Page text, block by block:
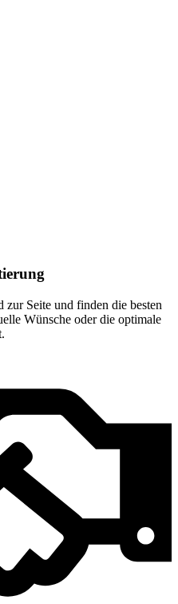
zur Seite und finden die besten
Wünsche oder die optimale